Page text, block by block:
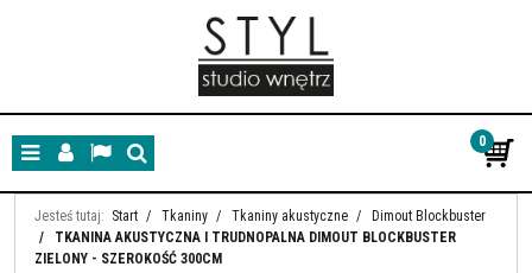
MenuPanelLangSzukaj
0
Jesteś tutaj: Start / Tkaniny / Tkaniny akustyczne /
Dimout Blockbuster
/
TKANINA AKUSTYCZNA I TRUDNOPALNA DIMOUT BLOCKBUSTER
ZIELONY - SZEROKOŚĆ 300CM